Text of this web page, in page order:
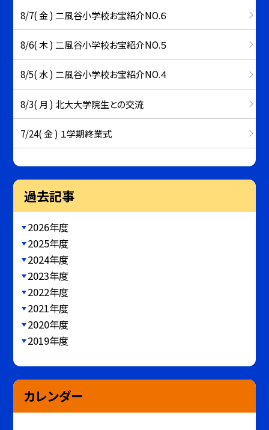
8/7( 金 ) 二風谷小学校お宝紹介NO.６
8/6( 木 ) 二風谷小学校お宝紹介NO.５
8/5( 水 ) 二風谷小学校お宝紹介NO.４
8/3( 月 ) 北大大学院生との交流
7/24( 金 ) １学期終業式
過去記事
2026年度
2025年度
2024年度
2023年度
2022年度
2021年度
2020年度
2019年度
カレンダー